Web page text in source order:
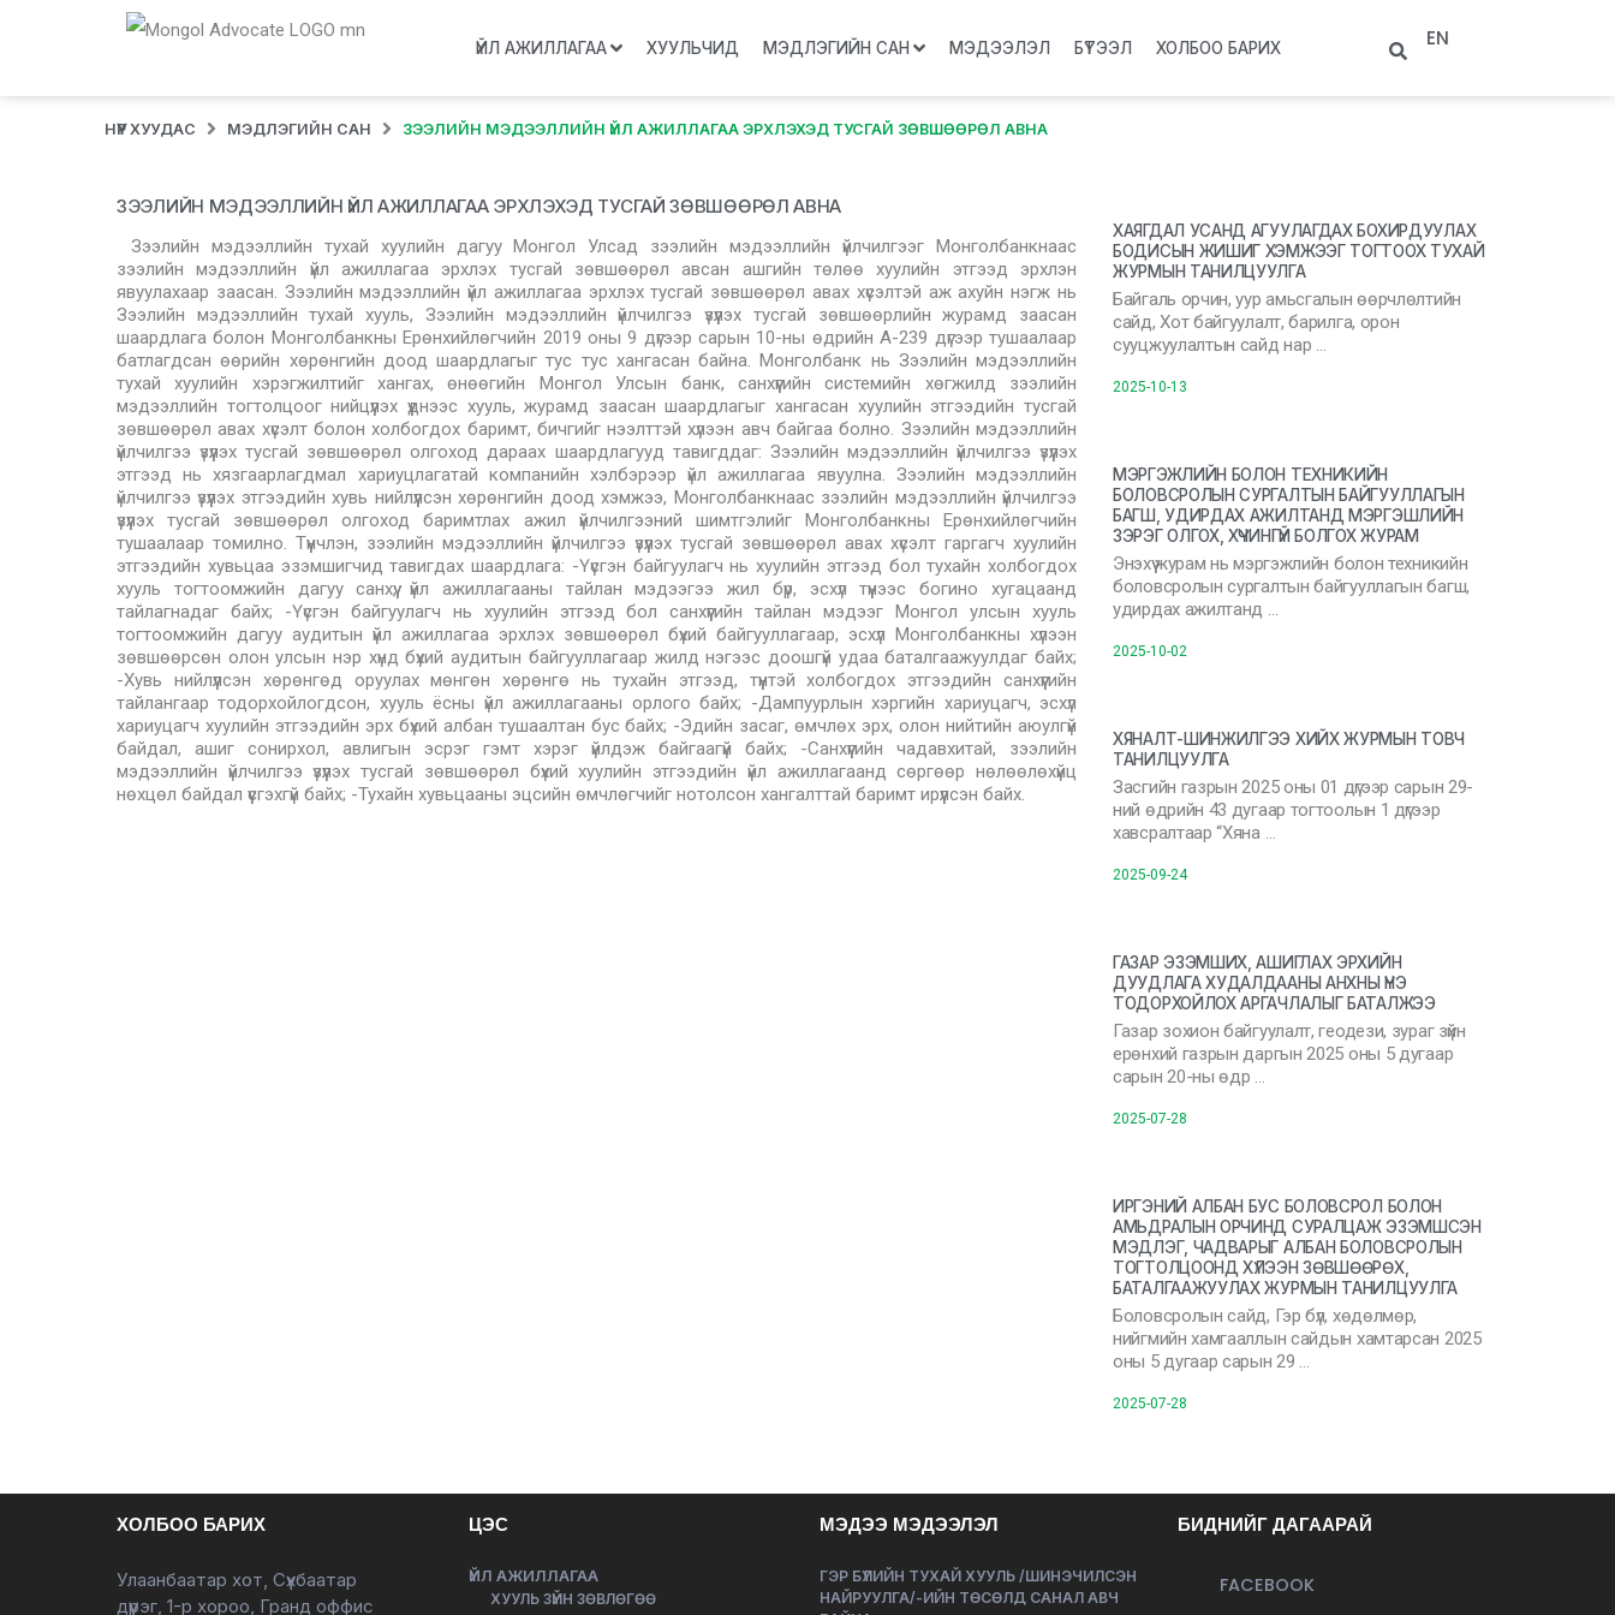
ҮЙЛ АЖИЛЛАГАА ХУУЛЬЧИД МЭДЛЭГИЙН САН МЭДЭЭЛЭЛ БҮТЭЭЛ ХОЛБОО БАРИХ EN
НҮҮР ХУУДАС МЭДЛЭГИЙН САН ЗЭЭЛИЙН МЭДЭЭЛЛИЙН ҮЙЛ АЖИЛЛАГАА ЭРХЛЭХЭД ТУСГАЙ ЗӨВШӨӨРӨЛ АВНА
ЗЭЭЛИЙН МЭДЭЭЛЛИЙН ҮЙЛ АЖИЛЛАГАА ЭРХЛЭХЭД ТУСГАЙ ЗӨВШӨӨРӨЛ АВНА
Зээлийн мэдээллийн тухай хуулийн дагуу Монгол Улсад зээлийн мэдээллийн үйлчилгээг Монголбанкнаас
зээлийн мэдээллийн үйл ажиллагаа эрхлэх тусгай зөвшөөрөл авсан ашгийн төлөө хуулийн этгээд эрхлэн
явуулахаар заасан. Зээлийн мэдээллийн үйл ажиллагаа эрхлэх тусгай зөвшөөрөл авах хүсэлтэй аж ахуйн нэгж нь
Зээлийн мэдээллийн тухай хууль, Зээлийн мэдээллийн үйлчилгээ үзүүлэх тусгай зөвшөөрлийн журамд заасан
шаардлага болон Монголбанкны Ерөнхийлөгчийн 2019 оны 9 дүгээр сарын 10-ны өдрийн А-239 дүгээр тушаалаар
батлагдсан өөрийн хөрөнгийн доод шаардлагыг тус тус хангасан байна. Монголбанк нь Зээлийн мэдээллийн
тухай хуулийн хэрэгжилтийг хангах, өнөөгийн Монгол Улсын банк, санхүүгийн системийн хөгжилд зээлийн
мэдээллийн тогтолцоог нийцүүлэх үүднээс хууль, журамд заасан шаардлагыг хангасан хуулийн этгээдийн тусгай
зөвшөөрөл авах хүсэлт болон холбогдох баримт, бичгийг нээлттэй хүлээн авч байгаа болно. Зээлийн мэдээллийн
үйлчилгээ үзүүлэх тусгай зөвшөөрөл олгоход дараах шаардлагууд тавигддаг: Зээлийн мэдээллийн үйлчилгээ үзүүлэх
этгээд нь хязгаарлагдмал хариуцлагатай компанийн хэлбэрээр үйл ажиллагаа явуулна. Зээлийн мэдээллийн
үйлчилгээ үзүүлэх этгээдийн хувь нийлүүлсэн хөрөнгийн доод хэмжээ, Монголбанкнаас зээлийн мэдээллийн үйлчилгээ
үзүүлэх тусгай зөвшөөрөл олгоход баримтлах ажил үйлчилгээний шимтгэлийг Монголбанкны Ерөнхийлөгчийн
тушаалаар томилно. Түүнчлэн, зээлийн мэдээллийн үйлчилгээ үзүүлэх тусгай зөвшөөрөл авах хүсэлт гаргагч хуулийн
этгээдийн хувьцаа эзэмшигчид тавигдах шаардлага: -Үүсгэн байгуулагч нь хуулийн этгээд бол тухайн холбогдох
хууль тогтоомжийн дагуу санхүү, үйл ажиллагааны тайлан мэдээгээ жил бүр, эсхүл түүнээс богино хугацаанд
тайлагнадаг байх; -Үүсгэн байгуулагч нь хуулийн этгээд бол санхүүгийн тайлан мэдээг Монгол улсын хууль
тогтоомжийн дагуу аудитын үйл ажиллагаа эрхлэх зөвшөөрөл бүхий байгууллагаар, эсхүл Монголбанкны хүлээн
зөвшөөрсөн олон улсын нэр хүнд бүхий аудитын байгууллагаар жилд нэгээс доошгүй удаа баталгаажуулдаг байх;
-Хувь нийлүүлсэн хөрөнгөд оруулах мөнгөн хөрөнгө нь тухайн этгээд, түүнтэй холбогдох этгээдийн санхүүгийн
тайлангаар тодорхойлогдсон, хууль ёсны үйл ажиллагааны орлого байх; -Дампуурлын хэргийн хариуцагч, эсхүл
хариуцагч хуулийн этгээдийн эрх бүхий албан тушаалтан бус байх; -Эдийн засаг, өмчлөх эрх, олон нийтийн аюулгүй
байдал, ашиг сонирхол, авлигын эсрэг гэмт хэрэг үйлдэж байгаагүй байх; -Санхүүгийн чадавхитай, зээлийн
мэдээллийн үйлчилгээ үзүүлэх тусгай зөвшөөрөл бүхий хуулийн этгээдийн үйл ажиллагаанд сөргөөр нөлөөлөхүйц
нөхцөл байдал үүсгэхгүй байх; -Тухайн хувьцааны эцсийн өмчлөгчийг нотолсон хангалттай баримт ирүүлсэн байх.
ХАЯГДАЛ УСАНД АГУУЛАГДАХ БОХИРДУУЛАХ
БОДИСЫН ЖИШИГ ХЭМЖЭЭГ ТОГТООХ ТУХАЙ
ЖУРМЫН ТАНИЛЦУУЛГА
Байгаль орчин, уур амьсгалын өөрчлөлтийн
сайд, Хот байгуулалт, барилга, орон
сууцжуулалтын сайд нар …
2025-10-13
МЭРГЭЖЛИЙН БОЛОН ТЕХНИКИЙН
БОЛОВСРОЛЫН СУРГАЛТЫН БАЙГУУЛЛАГЫН
БАГШ, УДИРДАХ АЖИЛТАНД МЭРГЭШЛИЙН
ЗЭРЭГ ОЛГОХ, ХҮЧИНГҮЙ БОЛГОХ ЖУРАМ
Энэхүү журам нь мэргэжлийн болон техникийн
боловсролын сургалтын байгууллагын багш,
удирдах ажилтанд …
2025-10-02
ХЯНАЛТ-ШИНЖИЛГЭЭ ХИЙХ ЖУРМЫН ТОВЧ
ТАНИЛЦУУЛГА
Засгийн газрын 2025 оны 01 дүгээр сарын 29-
ний өдрийн 43 дугаар тогтоолын 1 дүгээр
хавсралтаар “Хяна …
2025-09-24
ГАЗАР ЭЗЭМШИХ, АШИГЛАХ ЭРХИЙН
ДУУДЛАГА ХУДАЛДААНЫ АНХНЫ ҮНЭ
ТОДОРХОЙЛОХ АРГАЧЛАЛЫГ БАТАЛЖЭЭ
Газар зохион байгуулалт, геодези, зураг зүйн
ерөнхий газрын даргын 2025 оны 5 дугаар
сарын 20-ны өдр …
2025-07-28
ИРГЭНИЙ АЛБАН БУС БОЛОВСРОЛ БОЛОН
АМЬДРАЛЫН ОРЧИНД СУРАЛЦАЖ ЭЗЭМШСЭН
МЭДЛЭГ, ЧАДВАРЫГ АЛБАН БОЛОВСРОЛЫН
ТОГТОЛЦООНД ХҮЛЭЭН ЗӨВШӨӨРӨХ,
БАТАЛГААЖУУЛАХ ЖУРМЫН ТАНИЛЦУУЛГА
Боловсролын сайд, Гэр бүл, хөдөлмөр,
нийгмийн хамгааллын сайдын хамтарсан 2025
оны 5 дугаар сарын 29 …
2025-07-28
ХОЛБОО БАРИХ
Улаанбаатар хот, Сүхбаатар
дүүрэг, 1-р хороо, Гранд оффис
ЦЭС
ҮЙЛ АЖИЛЛАГАА
ХУУЛЬ ЗҮЙН ЗӨВЛӨГӨӨ
МЭДЭЭ МЭДЭЭЛЭЛ
ГЭР БҮЛИЙН ТУХАЙ ХУУЛЬ /ШИНЭЧИЛСЭН
НАЙРУУЛГА/-ИЙН ТӨСӨЛД САНАЛ АВЧ
БИДНИЙГ ДАГААРАЙ
FACEBOOK